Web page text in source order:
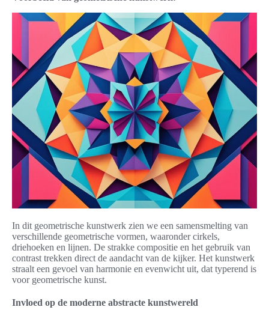
In dit geometrische kunstwerk zien we een samensmelting van
verschillende geometrische vormen, waaronder cirkels,
driehoeken en lijnen. De strakke compositie en het gebruik van
contrast trekken direct de aandacht van de kijker. Het kunstwerk
straalt een gevoel van harmonie en evenwicht uit, dat typerend is
voor geometrische kunst.
Invloed op de moderne abstracte kunstwereld